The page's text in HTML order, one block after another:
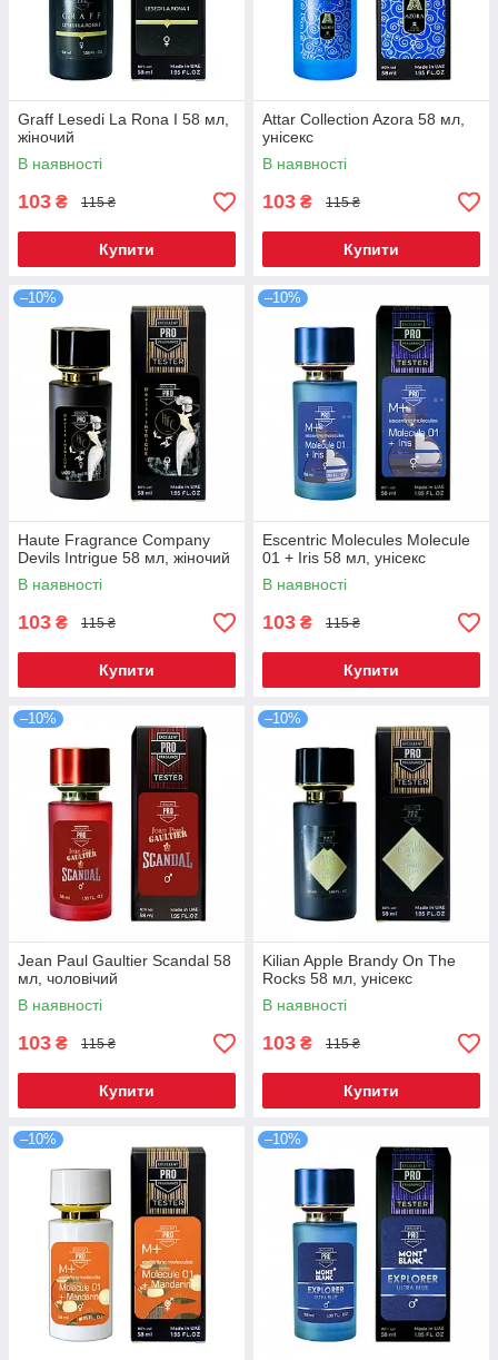
Graff Lesedi La Rona I 58 мл,
жіночий
В наявності
103 ₴ 115 ₴
Купити
Attar Collection Azora 58 мл,
унісекс
В наявності
103 ₴ 115 ₴
Купити
–10%
Haute Fragrance Company
Devils Intrigue 58 мл, жіночий
В наявності
103 ₴ 115 ₴
Купити
–10%
Escentric Molecules Molecule
01 + Iris 58 мл, унісекс
В наявності
103 ₴ 115 ₴
Купити
–10%
Jean Paul Gaultier Scandal 58
мл, чоловічий
В наявності
103 ₴ 115 ₴
Купити
–10%
Kilian Apple Brandy On The
Rocks 58 мл, унісекс
В наявності
103 ₴ 115 ₴
Купити
–10% –10%